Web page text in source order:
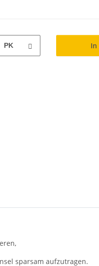
PK In
sparsam aufzutragen.